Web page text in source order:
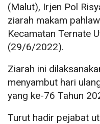
(Malut), Irjen Pol
ziarah makam
Kecamatan Ternate
(29/6/2022).
Ziarah ini
menyambut hari
yang ke-76 Tahun
Turut hadir pejabat